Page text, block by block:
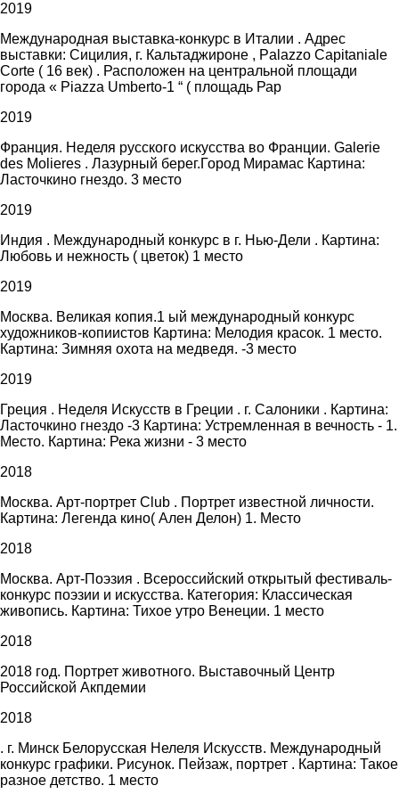
2019
Международная выставка-конкурс в Италии . Адрес
выставки: Сицилия, г. Кальтаджироне , Palazzo Capitaniale
Corte ( 16 век) . Расположен на центральной площади
города « Piazza Umberto-1 “ ( площадь Рар
2019
Франция. Неделя русского искусства во Франции. Galerie
des Molieres . Лазурный берег.Город Мирамас Картина:
Ласточкино гнездо. 3 место
2019
Индия . Международный конкурс в г. Нью-Дели . Картина:
Любовь и нежность ( цветок) 1 место
2019
Москва. Великая копия.1 ый международный конкурс
художников-копиистов Картина: Мелодия красок. 1 место.
Картина: Зимняя охота на медведя. -3 место
2019
Греция . Неделя Искусств в Греции . г. Салоники . Картина:
Ласточкино гнездо -3 Картина: Устремленная в вечность - 1.
Место. Картина: Река жизни - 3 место
2018
Москва. Арт-портрет Club . Портрет известной личности.
Картина: Легенда кино( Ален Делон) 1. Место
2018
Москва. Арт-Поэзия . Всероссийский открытый фестиваль-
конкурс поэзии и искусства. Категория: Классическая
живопись. Картина: Тихое утро Венеции. 1 место
2018
2018 год. Портрет животного. Выставочный Центр
Российской Акпдемии
2018
. г. Минск Белорусская Нелеля Искусств. Международный
конкурс графики. Рисунок. Пейзаж, портрет . Картина: Такое
разное детство. 1 место